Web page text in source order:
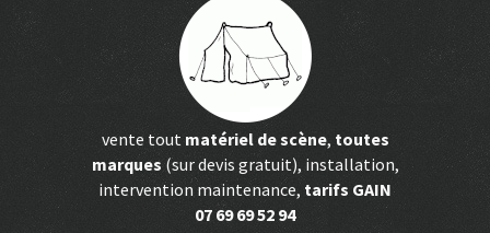
vente tout matériel de scène, toutes
marques(sur devis gratuit), installation,
intervention maintenance, tarifs GAIN
07 69 69 52 94